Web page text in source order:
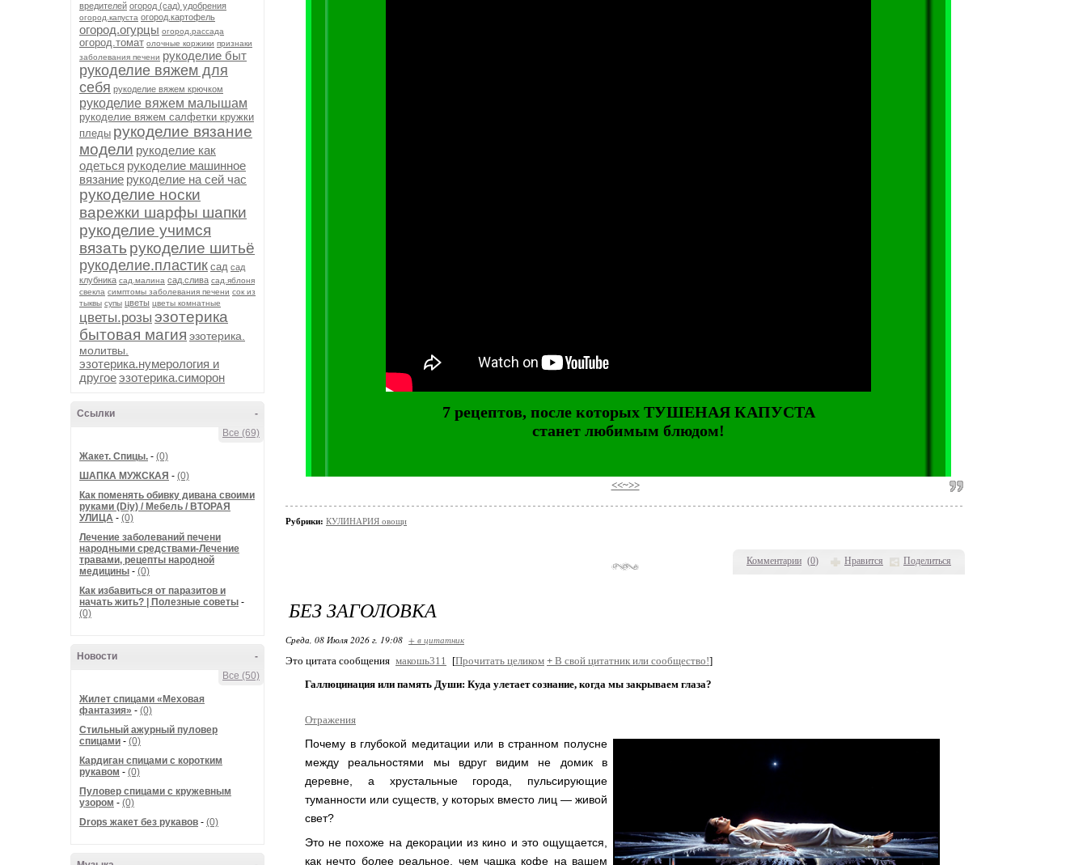
вредителей огород (сад) удобрения
огород.капуста огород.картофель
огород.огурцы огород.рассада
огород.томат олочные коржики признаки
заболевания печени рукоделие быт
рукоделие вяжем для
себя рукоделие вяжем крючком
рукоделие вяжем малышам
рукоделие вяжем салфетки кружки
пледы рукоделие вязание
модели рукоделие как
одеться рукоделие машинное
вязание рукоделие на сей час
рукоделие носки
варежки шарфы шапки
рукоделие учимся
вязать рукоделие шитьё
рукоделие.пластик сад сад
клубника сад.малина сад.слива сад.яблоня
свекла симптомы заболевания печени сок из
тыквы супы цветы цветы комнатные
цветы.розы эзотерика
бытовая магия эзотерика.
молитвы.
эзотерика.нумерология и
другоеэзотерика.симорон
-
Ссылки
Все (69)
Жакет. Спицы. - (0)
ШАПКА МУЖСКАЯ - (0)
Как поменять обивку дивана своими
руками (Diy) / Мебель / ВТОРАЯ
УЛИЦА - (0)
Лечение заболеваний печени
народными средствами-Лечение
травами, рецепты народной
медицины - (0)
Как избавиться от паразитов и
начать жить? | Полезные советы -
(0)
-
Новости
Все (50)
Жилет спицами «Меховая
фантазия» - (0)
Стильный ажурный пуловер
спицами - (0)
Кардиган спицами с коротким
рукавом - (0)
Пуловер спицами с кружевным
узором - (0)
Drops жакет без рукавов - (0)
Комментарии (0) Нравится Поделиться
7 рецептов, после которых ТУШЕНАЯ КАПУСТА
станет любимым блюдом!
<<~>>
Рубрики: КУЛИНАРИЯ овощи
БЕЗ ЗАГОЛОВКА
Среда, 08 Июля 2026 г. 19:08 + в цитатник
Это цитата сообщения макошь311 [Прочитать целиком + В свой цитатник или сообщество!]
Галлюцинация или память Души: Куда улетает сознание, когда мы закрываем глаза?
Отражения
Почему в глубокой медитации или в странном полусне
между реальностями мы вдруг видим не домик в
деревне, а хрустальные города, пульсирующие
туманности или существ, у которых вместо лиц — живой
свет?
Это не похоже на декорации из кино и это ощущается,
как нечто более реальное, чем чашка кофе на вашем